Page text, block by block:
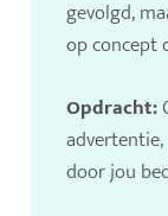
gevolgd,
op concept
Opdracht:
advertentie,
door jou